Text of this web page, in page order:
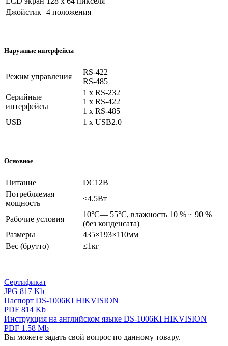
Джойстик 4 положения
Наружные интерфейсы
Режим управления
RS-422
RS-485
Серийные
интерфейсы
1 х RS-232
1 х RS-422
1 х RS-485
USB
1 х USB2.0
Основное
Питание
DC12В
Потребляемая
мощность
≤4.5Вт
Рабочие условия
10°C— 55°C, влажность 10 % ~ 90 %
(без конденсата)
Размеры
435×193×110мм
Вес (брутто)
≤1кг
Сертификат
JPG 817 Kb
Паспорт DS-1006KI HIKVISION
PDF 814 Kb
Инструкция на английском языке DS-1006KI HIKVISION
PDF 1.58 Mb
Вы можете задать свой вопрос по данному товару.